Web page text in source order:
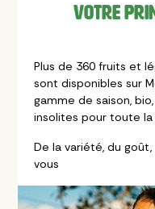
Votre
Plus de 360 fruits et
sont disponibles sur
gamme de saison,
insolites pour toute la
De la variété, du
vous